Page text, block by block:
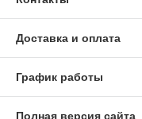
Доставка и оплата
График работы
Полная версия сайта